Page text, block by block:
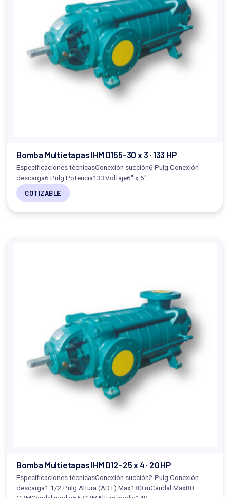
Bomba Multietapas IHM D155-30 x 3 · 133 HP
Especificaciones técnicasConexión succión6 Pulg.Conexión
descarga6 Pulg.Potencia133Voltaje6" x 6"
COTIZABLE
Bomba Multietapas IHM D12-25 x 4 · 20 HP
Especificaciones técnicasConexión succión2 Pulg.Conexión
descarga1.1/2 Pulg.Altura (ADT) Max180 mCaudal Max80